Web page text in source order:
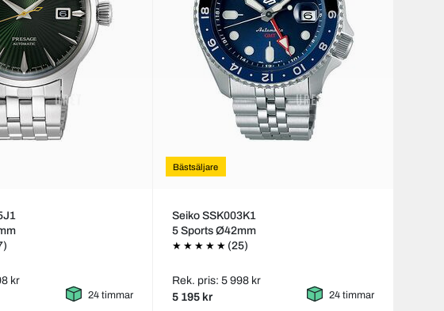
kr
24 timmar
Bästsäljare
Seiko SSK003K1
5 Sports Ø42mm
(25)
Rek. pris: 5 998 kr
5 195 kr 24 timmar